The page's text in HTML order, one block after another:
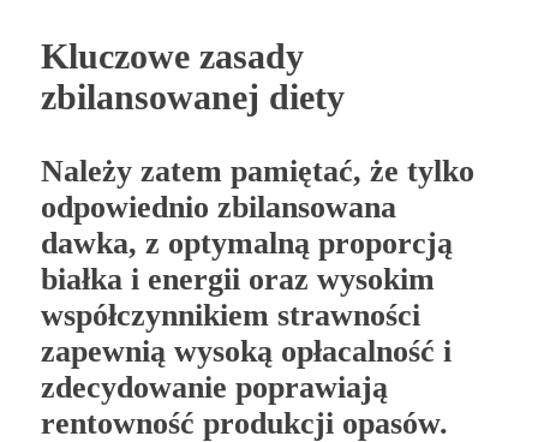
Kluczowe zasady
zbilansowanej diety
Należy zatem pamiętać, że tylko
odpowiednio zbilansowana
dawka, z optymalną proporcją
białka i energii oraz wysokim
współczynnikiem strawności
zapewnią wysoką opłacalność i
zdecydowanie poprawiają
rentowność produkcji opasów.